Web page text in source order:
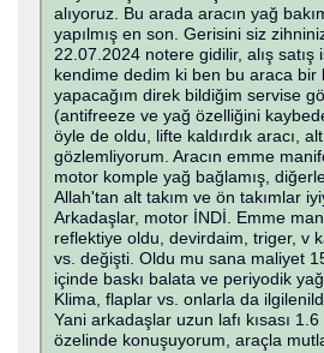
alıyoruz. Bu arada aracın yağ
yapılmış en son. Gerisini siz
22.07.2024 notere gidilir, alış satış
kendime dedim ki ben bu araca bir
yapacağım direk bildiğim servise
(antifreeze ve yağ özelliğini
öyle de oldu, lifte kaldırdık aracı,
gözlemliyorum. Aracın emme
motor komple yağ bağlamış,
Allah'tan alt takım ve ön takımlar
Arkadaşlar, motor İNDİ. Emme
reflektiye oldu, devirdaim, triger, v
vs. değişti. Oldu mu sana maliyet
içinde baskı balata ve periyodik yağ
Klima, flaplar vs. onlarla da
Yani arkadaşlar uzun lafı kısası
özelinde konuşuyorum, araçla